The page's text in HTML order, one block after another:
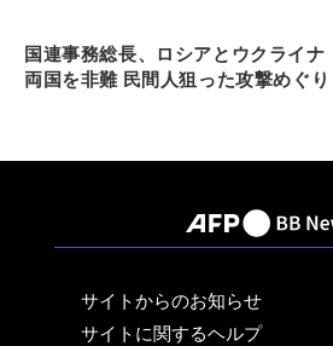
国連事務総長、ロシアとウクライナ
両国を非難 民間人狙った攻撃めぐり
サイトからのお知らせ
サイトに関するヘルプ